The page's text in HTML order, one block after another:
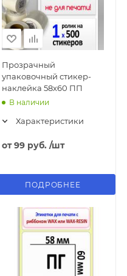
Прозрачный
упаковочный стикер-
наклейка 58х60 ПП
В наличии
Характеристики
от99 руб. /шт
ПОДРОБНЕЕ